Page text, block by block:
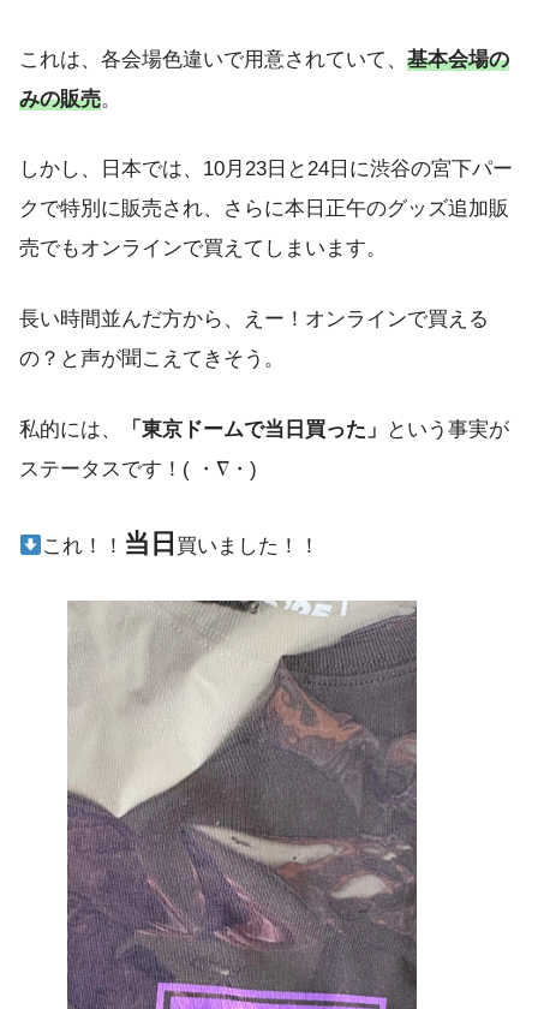
これは、各会場色違いで用意されていて、 基本会場の
みの販売。
しかし、日本では、10月23日と24日に渋谷の宮下パー
クで特別に販売され、さらに本日正午のグッズ追加販
売でもオンラインで買えてしまいます。
長い時間並んだ方から、えー！オンラインで買える
の？と声が聞こえてきそう。
私的には、 「東京ドームで当日買った」
という事実が
ステータスです！( ・∇・)
これ！！ 当日 買いました！！